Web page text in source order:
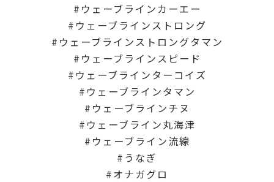
ウェーブラインカーエー
ウェーブラインストロング
ウェーブラインストロングタマン
ウェーブラインスピード
ウェーブラインターコイズ
ウェーブラインタマン
ウェーブラインチヌ
ウェーブライン丸海津
ウェーブライン流線
うなぎ
オナガグロ